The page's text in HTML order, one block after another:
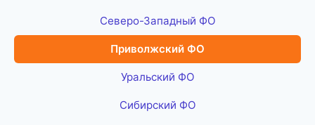
Северо-Западный ФО
Приволжский ФО
Уральский ФО
Сибирский ФО